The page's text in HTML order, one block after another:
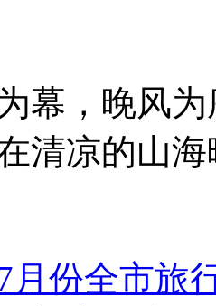
，晚风为
清凉的山
月份全市旅